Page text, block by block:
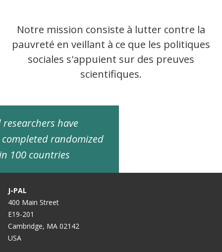
Notre mission consiste à lutter contre la
pauvreté en veillant à ce que les politiques
sociales s'appuient sur des preuves
scientifiques.
researchers have
randomized
100 countries
J-PAL
400 Main Street
E19-201
Cambridge, MA 02142
USA